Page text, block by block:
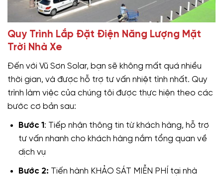
Quy Trình Lắp Đặt Điện Năng Lượng Mặt
Trời Nhà Xe
Đến với Vũ Sơn Solar, bạn sẽ không mất quá nhiều
thời gian, và được hỗ trợ tư vấn nhiệt tình nhất. Quy
trình làm việc của chúng tôi được thực hiện theo các
bước cơ bản sau:
Bước 1 : Tiếp nhận thông tin từ khách hàng, hỗ trợ
tư vấn nhanh cho khách hàng nắm tổng quan về
dịch vụ
Bước 2: Tiến hành KHẢO SÁT MIỄN PHÍ tại nhà